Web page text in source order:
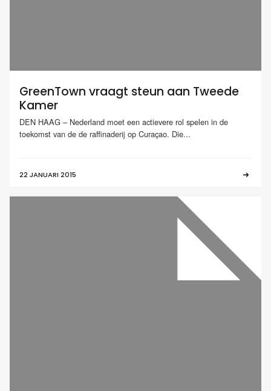
GreenTown vraagt steun aan Tweede
Kamer
DEN HAAG – Nederland moet een actievere rol spelen in de
toekomst van de de raffinaderij op Curaçao. Die...
22 JANUARI 2015